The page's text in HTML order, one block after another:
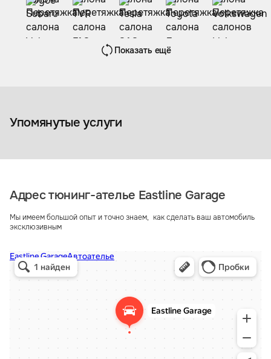
Показать ещё
Упомянутые услуги
Перетяжка салона
Адрес тюнинг-ателье Eastline Garage
Мы имеем большой опыт и точно знаем, как сделать ваш автомобиль
эксклюзивным